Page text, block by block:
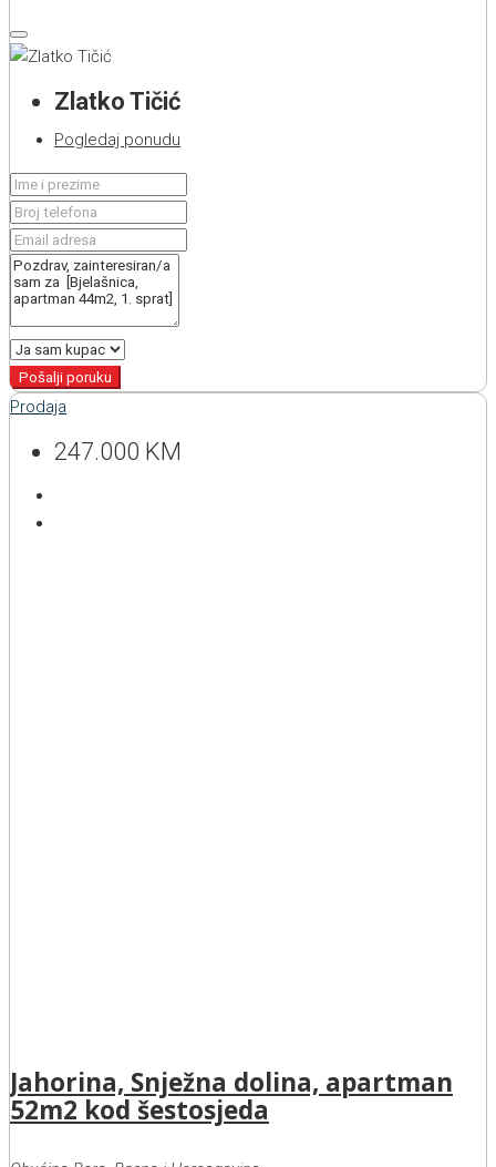
Zlatko Tičić
Pogledaj ponudu
Pošalji poruku
Prodaja
247.000 KM
Jahorina, Snježna dolina, apartman
52m2 kod šestosjeda